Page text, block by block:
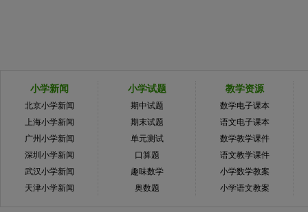
小学新闻
北京小学新闻
上海小学新闻
广州小学新闻
深圳小学新闻
武汉小学新闻
天津小学新闻
小学试题
期中试题
期末试题
单元测试
口算题
趣味数学
奥数题
教学资源
数学电子课本
语文电子课本
数学教学课件
语文教学课件
小学数学教案
小学语文教案